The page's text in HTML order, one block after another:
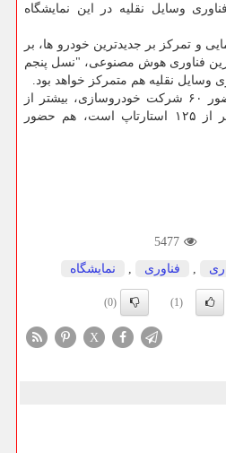
وسایل نقلیه در این نمایشگاه
و تمركز بر جدیدترین خودرو ها، بر
فناوری هوش مصنوعی، "نسل پنجم
در این نمایشگاه علاوه بر حضور ۶۰ شركت خودروسازی، بیشتر از
۵۵۰ شركت كه شامل بیشتر از ۱۲۵ استارتاپ است، هم حضور
5477
, فناوری , نمایشگاه
(1)
(0)
X